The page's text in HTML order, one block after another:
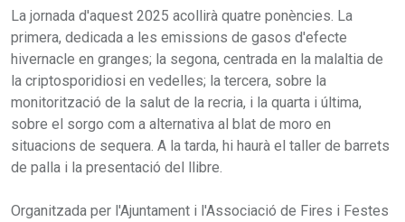
La jornada d'aquest 2025 acollirà quatre ponències. La
primera, dedicada a les emissions de gasos d'efecte
hivernacle en granges; la segona, centrada en la malaltia de
la criptosporidiosi en vedelles; la tercera, sobre la
monitorització de la salut de la recria, i la quarta i última,
sobre el sorgo com a alternativa al blat de moro en
situacions de sequera. A la tarda, hi haurà el taller de barrets
de palla i la presentació del llibre.
Organitzada per l'Ajuntament i l'Associació de Fires i Festes